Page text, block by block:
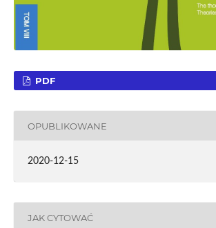
PDF
OPUBLIKOWANE
2020-12-15
JAK CYTOWAĆ